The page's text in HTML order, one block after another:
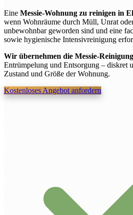
Eine Messie-Wohnung zu reinigen in
wenn Wohnräume durch Müll, Unrat
unbewohnbar geworden sind und eine
sowie hygienische Intensivreinigung
Wir übernehmen die Messie-
Entrümpelung und Entsorgung – diskret
Zustand und Größe der Wohnung.
Kostenloses Angebot anfordern